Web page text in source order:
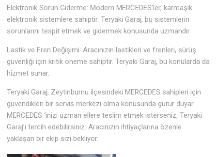
Elektronik Sorun Giderme: Modern MERCEDES’ler, karmaşık
elektronik sistemlere sahiptir. Teryaki Garaj, bu sistemlerin
sorunlarını tespit etmek ve gidermek konusunda uzmandır.
Lastik ve Fren Değişimi: Aracınızın lastikleri ve frenleri, sürüş
güvenliği için kritik öneme sahiptir. Teryaki Garaj, bu konularda da
hizmet sunar.
Teryaki Garaj, Zeytinburnu ilçesindeki MERCEDES sahipleri için
güvendikleri bir servis merkezi olma konusunda gurur duyar.
MERCEDES ‘inizi uzman ellere teslim etmek isterseniz, Teryaki
Garaj’ı tercih edebilirsiniz. Aracınızın ihtiyaçlarına özenle
yaklaşan bir ekip sizi bekliyor.